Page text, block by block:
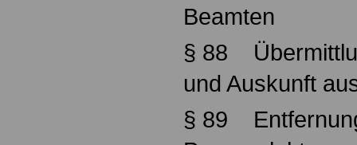
Beamten
§ 88
und Auskunft
§ 89